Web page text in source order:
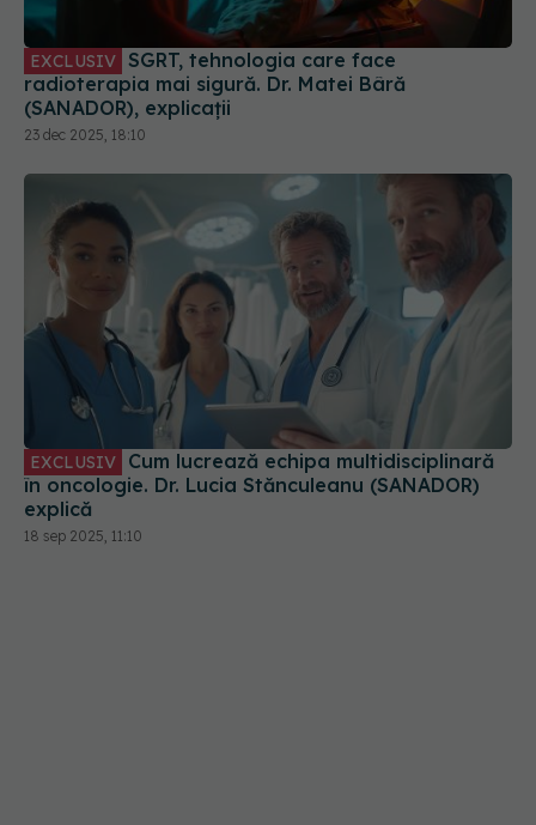
EXCLUSIV
radioterapia mai sigură. Dr. Matei Bâră
(SANADOR), explicații
23 dec 2025, 18:10
EXCLUSIV
în oncologie. Dr. Lucia Stănculeanu (SANADOR)
explică
18 sep 2025, 11:10